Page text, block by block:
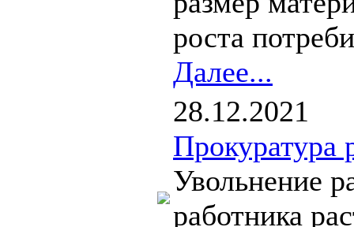
роста
Далее...
28.12.2021
Прокуратура
Увольнение
работника